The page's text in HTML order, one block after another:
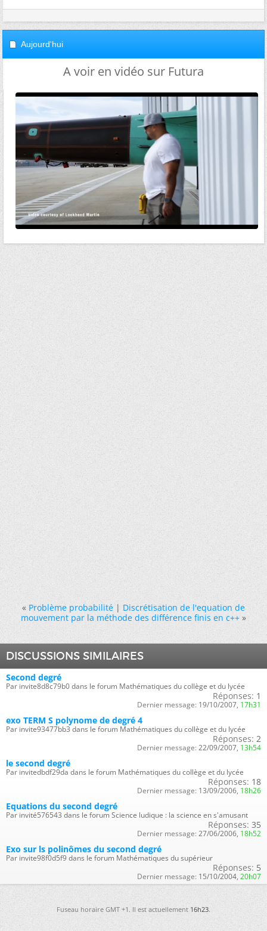
Aujourd'hui
A voir en vidéo sur Futura
« Problème probabilité|Discrétisation de l'equation de
mouvement par la méthode des différence finis en c++ »
DISCUSSIONS SIMILAIRES
Second degré
Par invite8d8c79b0 dans le forum Mathématiques du collège et du lycée
Réponses: 1
Dernier message: 19/10/2007, 17h31
exo TERM S polynome de degré 4
Par invite93477bb3 dans le forum Mathématiques du collège et du lycée
Réponses: 2
Dernier message: 22/09/2007, 13h54
le second degré
Par invitedbdf29da dans le forum Mathématiques du collège et du lycée
Réponses: 18
Dernier message: 13/09/2006, 18h26
Equations du second degré
Par invité576543 dans le forum Science ludique : la science en s'amusant
Réponses: 35
Dernier message: 27/06/2006, 18h52
Exo sur ls polinômes du second degré
Par invite98f0d5f9 dans le forum Mathématiques du supérieur
Réponses: 5
Dernier message: 15/10/2004, 20h07
Fuseau horaire GMT +1. Il est actuellement16h23.